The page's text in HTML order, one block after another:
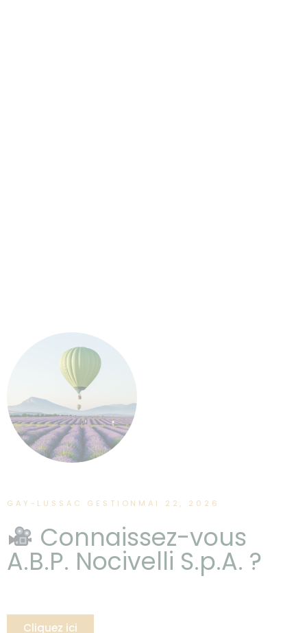
GAY-LUSSAC GESTION MAI 22, 2026
Connaissez-vous
A.B.P. Nocivelli S.p.A. ?
Cliquez ici